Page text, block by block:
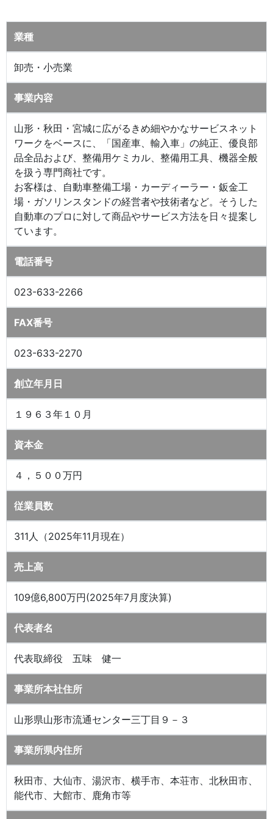
業種
卸売・小売業
事業内容
山形・秋田・宮城に広がるきめ細やかなサービスネット
ワークをベースに、「国産車、輸入車」の純正、優良部
品全品および、整備用ケミカル、整備用工具、機器全般
を扱う専門商社です。
お客様は、自動車整備工場・カーディーラー・鈑金工
場・ガソリンスタンドの経営者や技術者など。そうした
自動車のプロに対して商品やサービス方法を日々提案し
ています。
電話番号
023-633-2266
FAX番号
023-633-2270
創立年月日
１９６３年１０月
資本金
４，５００万円
従業員数
311人（2025年11月現在）
売上高
109億6,800万円(2025年7月度決算)
代表者名
代表取締役 五味 健一
事業所本社住所
山形県山形市流通センター三丁目９－３
事業所県内住所
秋田市、大仙市、湯沢市、横手市、本荘市、北秋田市、
能代市、大館市、鹿角市等